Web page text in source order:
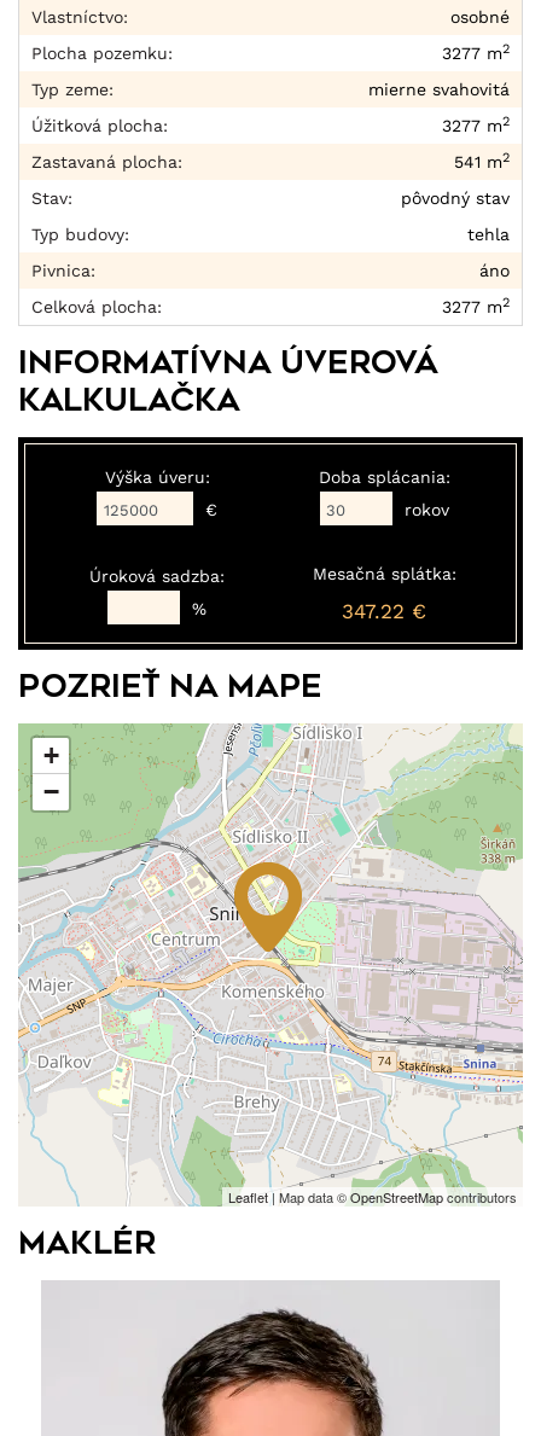
Vlastníctvo:
osobné
Plocha pozemku:
3277 m2
Typ zeme:
mierne svahovitá
Úžitková plocha:
3277 m2
Zastavaná plocha: 541 m2
Stav:
pôvodný stav
Typ budovy:
tehla
Pivnica:
áno
Celková plocha:
3277 m2
Informatívna úverová
kalkulačka
Výška úveru:
€
Doba splácania:
rokov
Úroková sadzba:
%
Mesačná splátka:
347.22 €
Pozrieť na mape
+
−
Leaflet| Map data ©OpenStreetMapcontributors
Maklér